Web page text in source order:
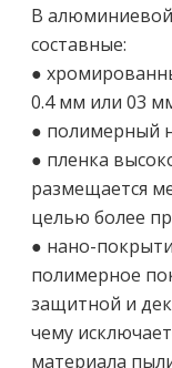
В
составные:
●
0.4 мм или 03
● полимерный
● пленка
размещается
целью более
● нано-
полимерное
защитной и
чему
материала